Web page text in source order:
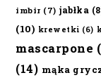
imbir (7) jabłka
(10) krewetki (6)
mascarpone
(14) mąka